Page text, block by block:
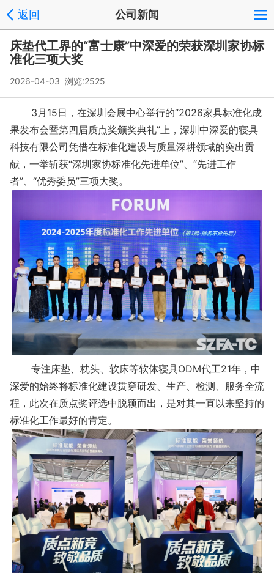
返回 公司新闻
床垫代工界的“富士康”中深爱的荣获深圳家协标
准化三项大奖
2026-04-03 浏览:2525
3月15日，在深圳会展中心举行的“2026家具标准化成
果发布会暨第四届质点奖颁奖典礼”上，深圳中深爱的寝具
科技有限公司凭借在标准化建设与质量深耕领域的突出贡
献，一举斩获“深圳家协标准化先进单位”、“先进工作
者”、“优秀委员”三项大奖。
专注床垫、枕头、软床等软体寝具ODM代工21年，中
深爱的始终将标准化建设贯穿研发、生产、检测、服务全流
程，此次在质点奖评选中脱颖而出，是对其一直以来坚持的
标准化工作最好的肯定。